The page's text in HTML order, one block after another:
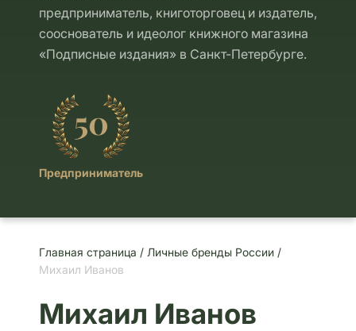
предприниматель, книготорговец и издатель,
сооснователь и идеолог книжного магазина
«Подписные издания» в Санкт-Петербурге.
50
Предприниматель
Главная страница / Личные бренды России /
Михаил Иванов
Михаил Иванов